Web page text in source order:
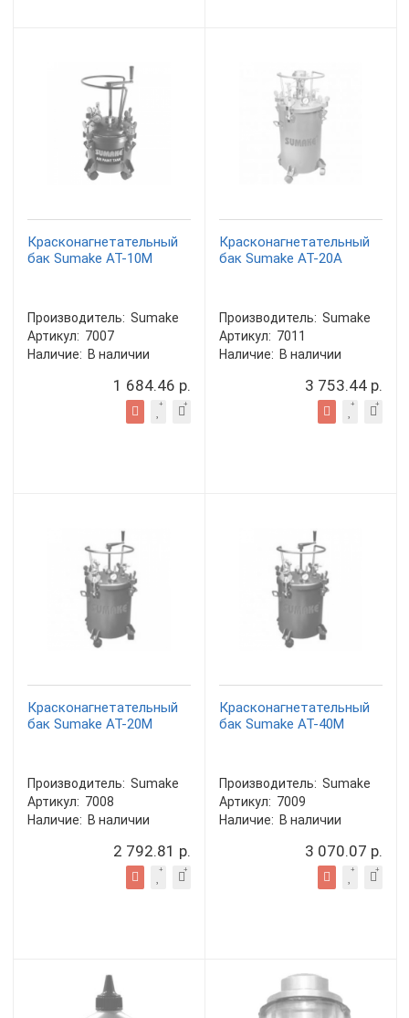
Красконагнетательный
бак Sumake AT-10M
Производитель: Sumake
Артикул: 7007
Наличие: В наличии
1 684.46 р.
Красконагнетательный
бак Sumake AT-20A
Производитель: Sumake
Артикул: 7011
Наличие: В наличии
3 753.44 р.
Красконагнетательный
бак Sumake AT-20M
Производитель: Sumake
Артикул: 7008
Наличие: В наличии
2 792.81 р.
Красконагнетательный
бак Sumake AT-40M
Производитель: Sumake
Артикул: 7009
Наличие: В наличии
3 070.07 р.